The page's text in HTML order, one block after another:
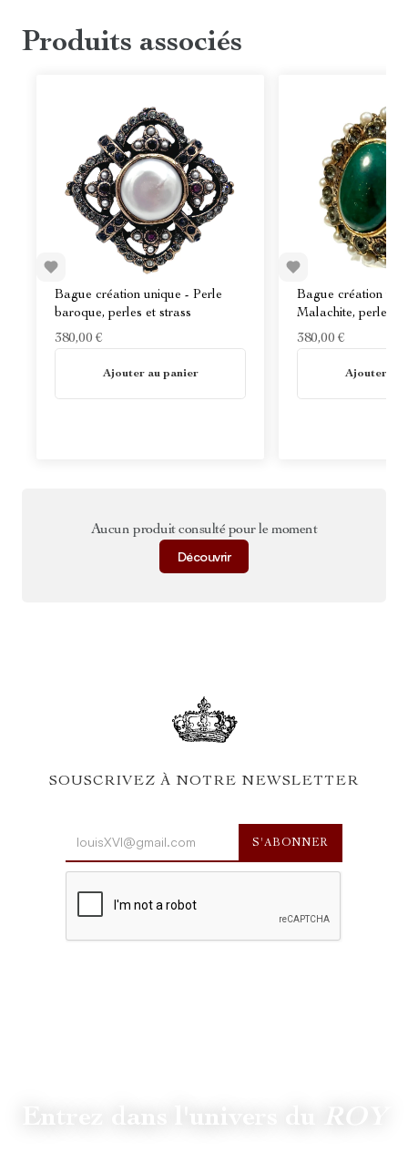
Produits associés
Bague création unique - Perle
baroque, perles et strass
380,00 €
Ajouter au panier
Bague création
Malachite, perles
380,00 €
Ajouter au
Aucun produit consulté pour le moment
Découvrir
SOUSCRIVEZ À NOTRE NEWSLETTER
ROY